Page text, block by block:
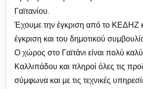
Γαϊτανίου.
Έχουμε την έγκριση από το ΚΕΔΗΖ
έγκριση και του δημοτικού
Ο χώρος στο Γαϊτάνι είναι πολύ
Καλλιπάδου και πληροί όλες τις
σύμφωνα και με τις τεχνικές